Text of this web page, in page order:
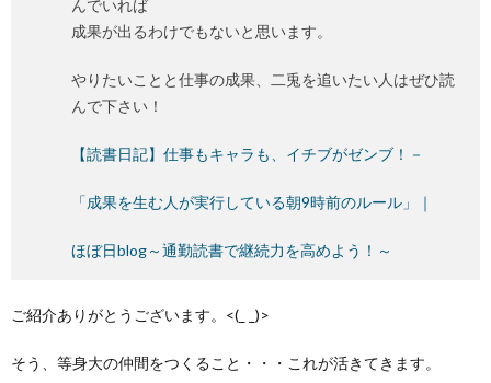
んでいれば
成果が出るわけでもないと思います。
やりたいことと仕事の成果、二兎を追いたい人はぜひ読
んで下さい！
【読書日記】仕事もキャラも、イチブがゼンブ！－
「成果を生む人が実行している朝9時前のルール」｜
ほぼ日blog～通勤読書で継続力を高めよう！～
ご紹介ありがとうございます。<(_ _)>
そう、等身大の仲間をつくること・・・これが活きてきます。